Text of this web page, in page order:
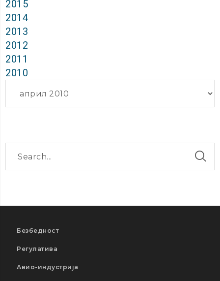
2015
2014
2013
2012
2011
2010
Безбедност
Регулатива
Авио-индустрија